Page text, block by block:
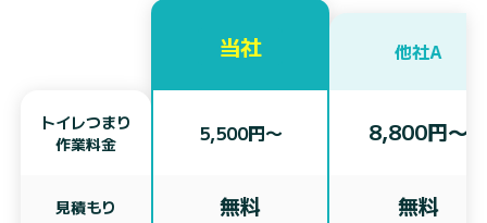
当社 他社A
トイレつまり
作業料金
5,500円〜 8,800円〜
見積もり 無料 無料